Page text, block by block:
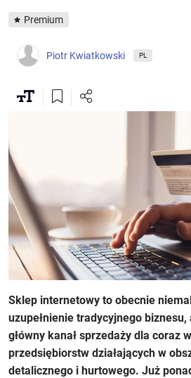
Premium
Piotr Kwiatkowski PL
Sklep internetowy to obecnie
uzupełnienie tradycyjnego
główny kanał sprzedaży dla coraz
przedsiębiorstw działających w
detalicznego i hurtowego. Już